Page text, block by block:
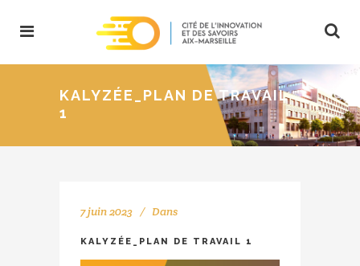
KALYZÉE_PLAN DE TRAVAIL
1
7 juin 2023 Dans
KALYZÉE_PLAN DE TRAVAIL 1